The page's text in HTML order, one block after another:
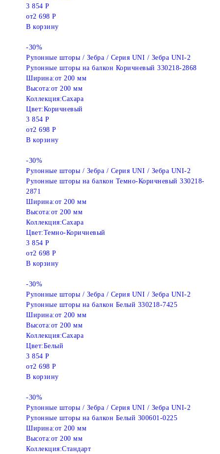
3 854 Р
от2 698 Р
В корзину
-30%
Рулонные шторы / Зебра / Серия UNI / Зебра UNI-2
Рулонные шторы на балкон Коричневый 330218-2868
Ширина:от 200 мм
Высота:от 200 мм
Коллекция:Сахара
Цвет:Коричневый
3 854 Р
от2 698 Р
В корзину
-30%
Рулонные шторы / Зебра / Серия UNI / Зебра UNI-2
Рулонные шторы на балкон Темно-Коричневый 330218-
2871
Ширина:от 200 мм
Высота:от 200 мм
Коллекция:Сахара
Цвет:Темно-Коричневый
3 854 Р
от2 698 Р
В корзину
-30%
Рулонные шторы / Зебра / Серия UNI / Зебра UNI-2
Рулонные шторы на балкон Белый 330218-7425
Ширина:от 200 мм
Высота:от 200 мм
Коллекция:Сахара
Цвет:Белый
3 854 Р
от2 698 Р
В корзину
-30%
Рулонные шторы / Зебра / Серия UNI / Зебра UNI-2
Рулонные шторы на балкон Белый 300601-0225
Ширина:от 200 мм
Высота:от 200 мм
Коллекция:Стандарт